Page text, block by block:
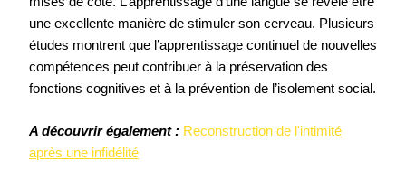
une excellente manière de stimuler son cerveau. Plusieurs
études montrent que l’apprentissage continuel de nouvelles
compétences peut contribuer à la préservation des
fonctions cognitives et à la prévention de l’isolement social.
A découvrir également : Reconstruction de l'intimité
après une infidélité